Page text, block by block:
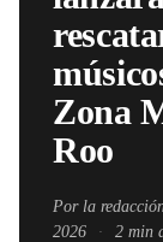
Zona
Roo
Por la
2026
· 2 min